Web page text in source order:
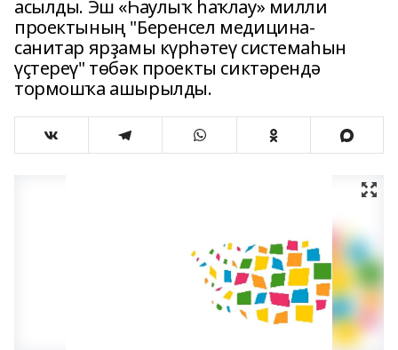
асылды. Эш «Һаулыҡ һаҡлау» милли
проектының "Беренсел медицина-
санитар ярҙамы күрһәтеү системаһын
үҫтереү" төбәк проекты сиктәрендә
тормошҡа ашырылды.